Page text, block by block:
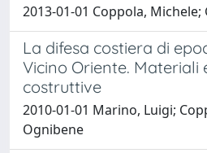
2013-01-01 Coppola, Michele;
La difesa costiera di
Vicino Oriente. Materiali
costruttive
2010-01-01 Marino, Luigi;
Ognibene